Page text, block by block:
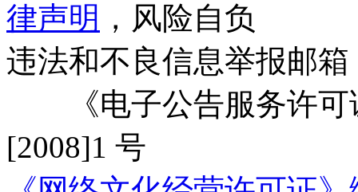
律声明 ，风险自负
违法和不良信息举报邮箱
《电子公告服务许可
[2008]1 号